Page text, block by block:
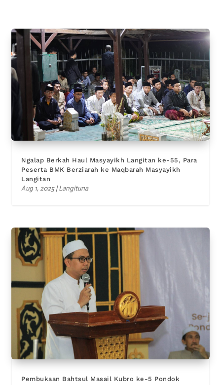
Ngalap Berkah Haul Masyayikh Langitan ke-55, Para
Peserta BMK Berziarah ke Maqbarah Masyayikh
Langitan
Aug 1, 2025|Langituna
Pembukaan Bahtsul Masail Kubro ke-5 Pondok